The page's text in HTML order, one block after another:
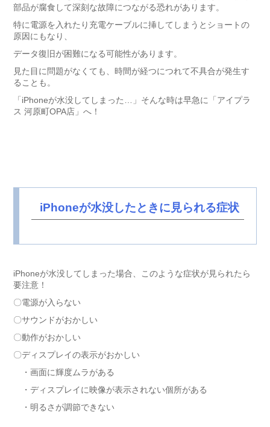
部品が腐食して深刻な故障につながる恐れがあります。
特に電源を入れたり充電ケーブルに挿してしまうとショートの
原因にもなり、
データ復旧が困難になる可能性があります。
見た目に問題がなくても、時間が経つにつれて不具合が発生す
ることも。
「iPhoneが水没してしまった…」そんな時は早急に「アイプラ
ス 河原町OPA店」へ！
iPhoneが水没したときに見られる症状
iPhoneが水没してしまった場合、このような症状が見られたら
要注意！
〇電源が入らない
〇サウンドがおかしい
〇動作がおかしい
〇ディスプレイの表示がおかしい
・画面に輝度ムラがある
・ディスプレイに映像が表示されない個所がある
・明るさが調節できない